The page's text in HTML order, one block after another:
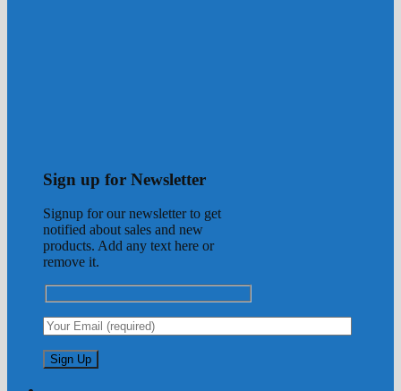
Sign up for Newsletter
Signup for our newsletter to get
notified about sales and new
products. Add any text here or
remove it.